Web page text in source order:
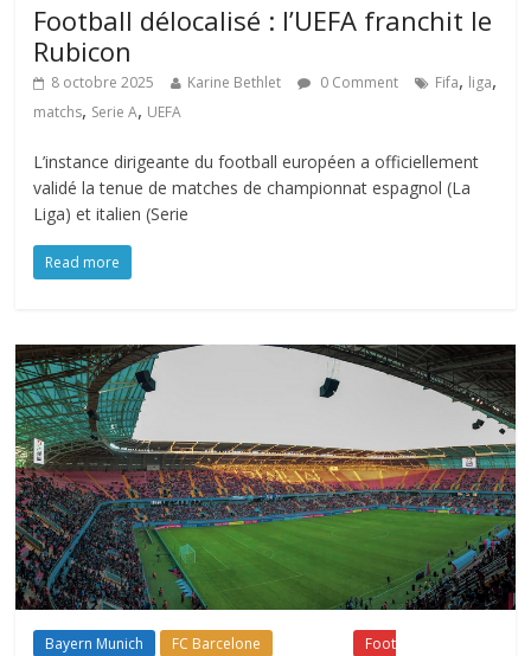
Football délocalisé : l’UEFA franchit le
Rubicon
8 octobre 2025 Karine Bethlet 0 Comment Fifa, liga,
matchs, Serie A, UEFA
L’instance dirigeante du football européen a officiellement
validé la tenue de matches de championnat espagnol (La
Liga) et italien (Serie
Read more
Bayern Munich FC Barcelone
Foot